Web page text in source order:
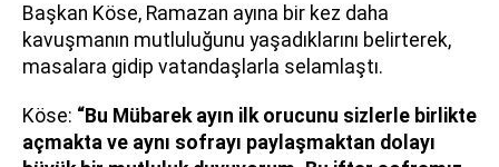
Başkan Köse, Ramazan ayına bir kez daha
kavuşmanın mutluluğunu yaşadıklarını belirterek,
masalara gidip vatandaşlarla selamlaştı.
Köse: “Bu Mübarek ayın ilk orucunu sizlerle birlikte
açmakta ve aynı sofrayı paylaşmaktan dolayı